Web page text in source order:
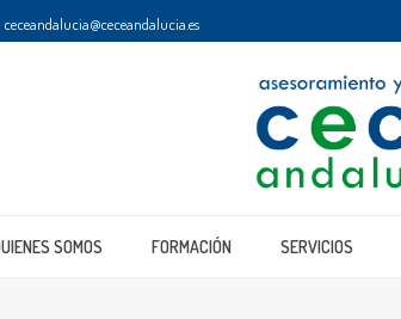
ceceandalucia@ceceandalucia.es
SOMOS FORMACIÓN SERVICIOS